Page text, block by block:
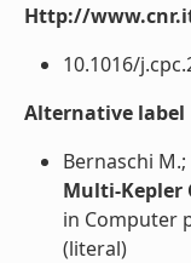
Http://
10.1016/
Alternative label
Bernaschi M.;
Multi-Kepler
in Computer
(literal)